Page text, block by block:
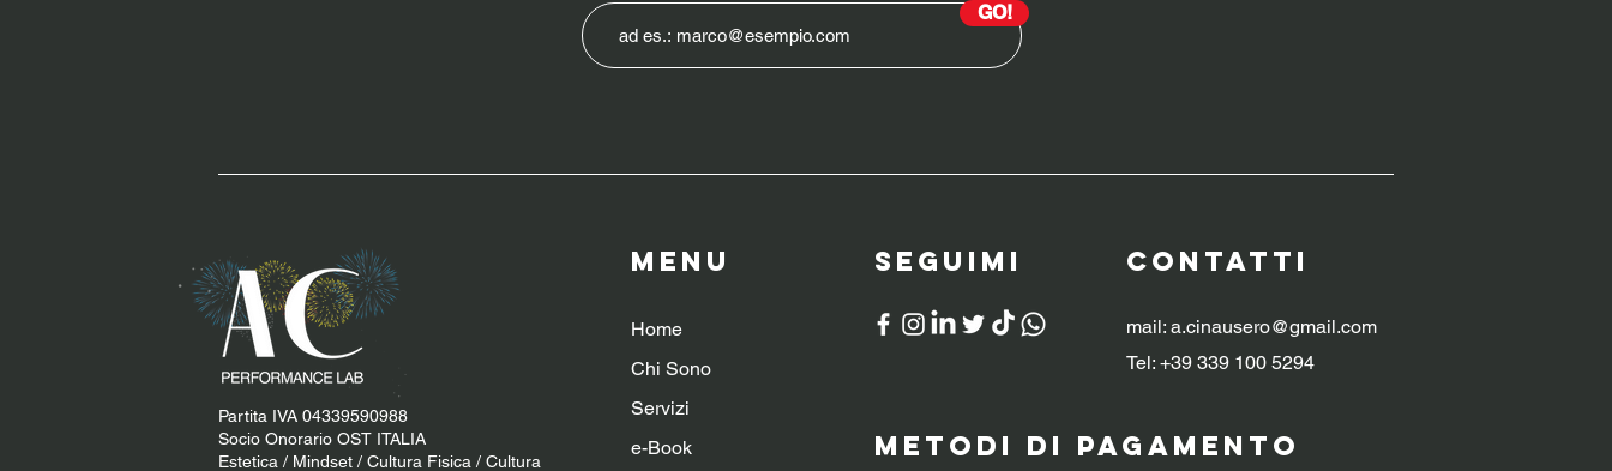
GO!
Partita IVA 04339590988
Socio Onorario OST ITALIA
Estetica / Mindset / Cultura Fisica / Cultura
Menu
Home
Chi Sono
Servizi
e-Book
SeguiMI CONTATTI
mail: a.cinausero@gmail.com
Tel: +39 339 100 5294
Metodi di pagamento